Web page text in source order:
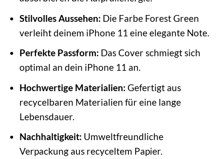
Stilvolles Aussehen: Die Farbe Forest Green
verleiht deinem iPhone 11 eine elegante Note.
Perfekte Passform: Das Cover schmiegt sich
optimal an dein iPhone 11 an.
Hochwertige Materialien: Gefertigt aus
recycelbaren Materialien für eine lange
Lebensdauer.
Nachhaltigkeit: Umweltfreundliche
Verpackung aus recyceltem Papier.